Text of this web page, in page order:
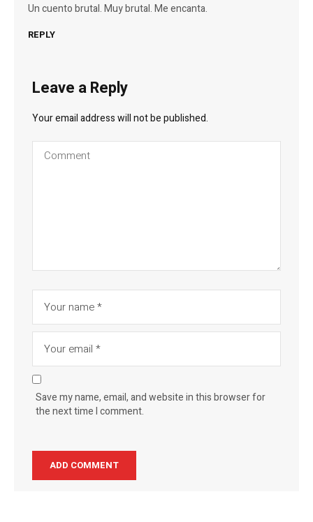
Un cuento brutal. Muy brutal. Me encanta.
REPLY
Leave a Reply
Your email address will not be published.
Save my name, email, and website in this browser for
the next time I comment.